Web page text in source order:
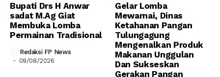
Bupati Drs H Anwar
sadat M.Ag Giat
Membuka Lomba
Permainan Tradisional
Redaksi FP News
09/08/2026
Gelar Lomba
Mewarnai, Dinas
Ketahanan Pangan
Tulungagung
Mengenalkan Produk
Makanan Unggulan
Dan Sukseskan
Gerakan Pangan